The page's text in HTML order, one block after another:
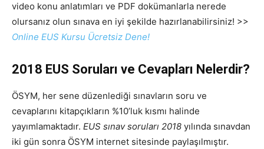
video konu anlatımları ve PDF dokümanlarla nerede
olursanız olun sınava en iyi şekilde hazırlanabilirsiniz! >>
Online EUS Kursu Ücretsiz Dene!
2018 EUS Soruları ve Cevapları Nelerdir?
ÖSYM, her sene düzenlediği sınavların soru ve
cevaplarını kitapçıkların %10’luk kısmı halinde
yayımlamaktadır. EUS sınav soruları 2018 yılında sınavdan
iki gün sonra ÖSYM internet sitesinde paylaşılmıştır.